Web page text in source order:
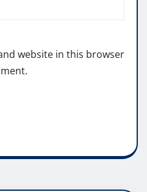
website in this browser